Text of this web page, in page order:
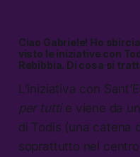
Ciao Gabriele! Ho
visto le iniziative con
Rebibbia. Di cosa si
L’iniziativa con
per tuttie viene da
di Todis (una catena
soprattutto nel centro